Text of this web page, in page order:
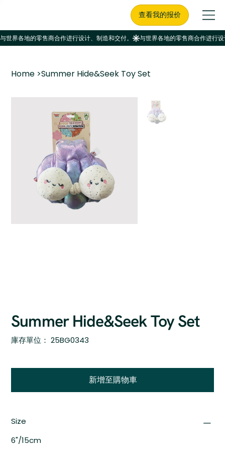
查看我的报价
Home >Summer Hide&Seek Toy Set
Summer Hide&Seek Toy Set
庫存單位：
SKU
25BG0343
25BG0343
新增至購物車
Size
6"/15cm